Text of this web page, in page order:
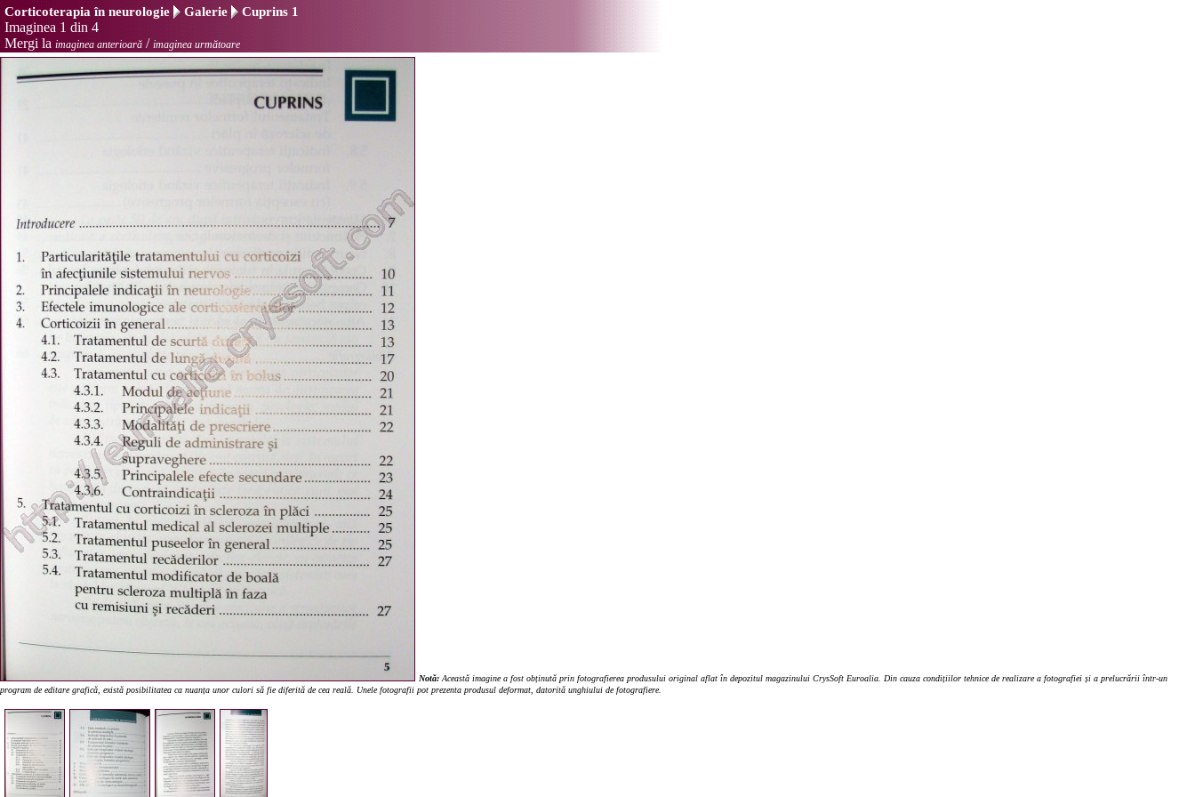
Corticoterapia în neurologie Galerie Cuprins 1
Imaginea 1 din 4
Mergi la imaginea anterioară / imaginea următoare
Notă: Această imagine a fost obținută prin fotografierea produsului original aflat în depozitul magazinului CrysSoft Euroalia. Din cauza condițiilor tehnice de realizare a fotografiei și a prelucrării într-un
program de editare grafică, există posibilitatea ca nuanța unor culori să fie diferită de cea reală. Unele fotografii pot prezenta produsul deformat, datorită unghiului de fotografiere.